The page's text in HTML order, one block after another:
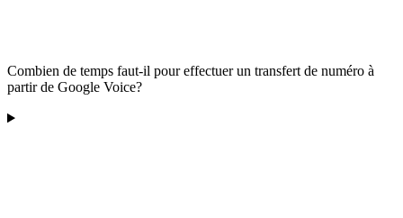
Combien de temps faut-il pour effectuer un transfert de numéro à
partir de Google Voice?